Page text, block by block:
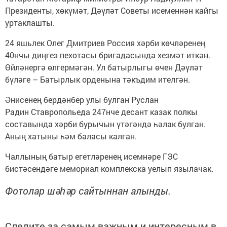
Президенты, хөкүмәт, Дәүләт Советы исеменнән кайгы
уртаклашты.
24 яшьлек Олег Дмитриев Россия хәрби көчләренең
40нчы диңгез пехотасы бригадасында хезмәт иткән.
Өйләнергә өлгермәгән. Ул батырлыгы өчен Дәүләт
бүләге – Батырлык орденына тәкъдим ителгән.
Әнисенең бердәнбер улы булган Руслан
Радин Ставропольеда 247нче десант казак полкы
составында хәрби бурычын үтәгәндә һәлак булган.
Аның хатыны һәм баласы калган.
Чаллының батыр егетләренең исемнәре ГЭС
бистәсендәге мемориал комплекска уелып язылачак.
Фотолар шәһәр сайтыннан алынды.